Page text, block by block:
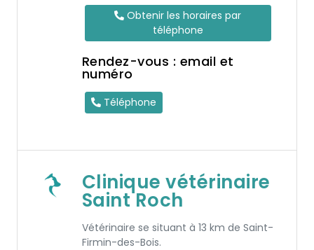
Obtenir les horaires par
téléphone
Rendez-vous : email et
numéro
Téléphone
Clinique vétérinaire
Saint Roch
Vétérinaire se situant à 13 km de Saint-
Firmin-des-Bois.